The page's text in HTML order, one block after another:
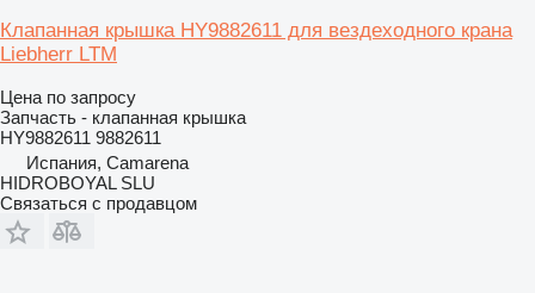
Клапанная крышка HY9882611 для вездеходного крана
Liebherr LTM
Цена по запросу
Запчасть - клапанная крышка
HY9882611 9882611
Испания, Camarena
HIDROBOYAL SLU
Связаться с продавцом